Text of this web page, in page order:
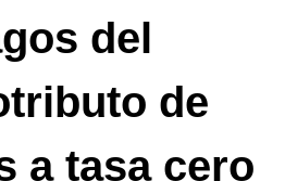
del
de
a tasa cero